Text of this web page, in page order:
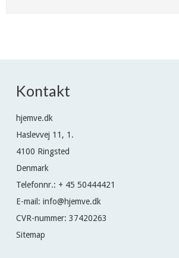
Kontakt
hjemve.dk
Haslevvej 11, 1.
4100 Ringsted
Denmark
Telefonnr.: + 45 50444421
E-mail: info@hjemve.dk
CVR-nummer: 37420263
Sitemap